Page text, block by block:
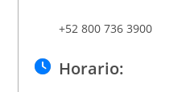
+52 800 736 3900
Horario: